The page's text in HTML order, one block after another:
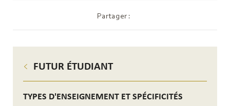
FUTUR ÉTUDIANT
TYPES D'ENSEIGNEMENT ET SPÉCIFICITÉS
Partager :